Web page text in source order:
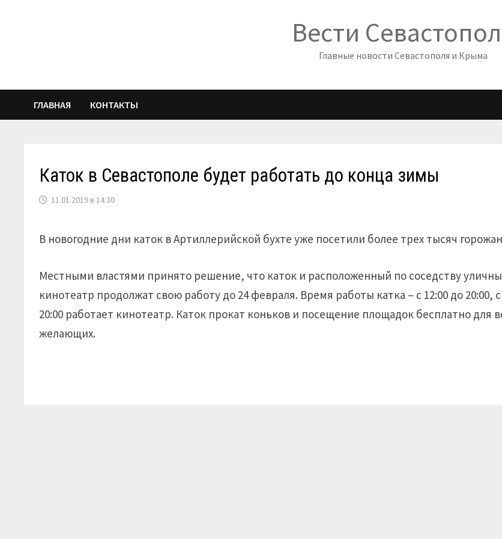
Вести
Главные новости Севастополя и Крыма
ГЛАВНАЯ КОНТАКТЫ
Каток в Севастополе будет работать до конца зимы
11.01.2019 в 14:30
В новогодние дни каток в Артиллерийской бухте уже посетили более трех тысяч
Местными властями принято решение, что каток и расположенный по соседству
кинотеатр продолжат свою работу до 24 февраля. Время работы катка – с 12:00 до 20:00, с
20:00 работает кинотеатр. Каток прокат коньков и посещение площадок бесплатно для
желающих.